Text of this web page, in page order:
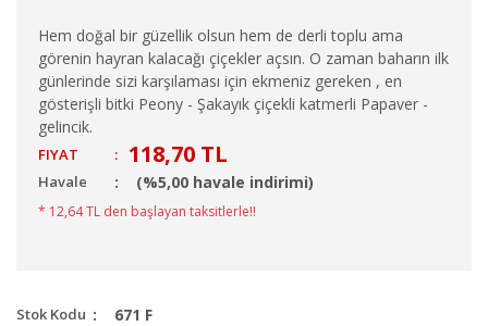
Hem doğal bir güzellik olsun hem de derli toplu ama
görenin hayran kalacağı çiçekler açsın. O zaman baharın ilk
günlerinde sizi karşılaması için ekmeniz gereken , en
gösterişli bitki Peony - Şakayık çiçekli katmerli Papaver -
gelincik.
FIYAT : 118,70 TL
Havale (%5,00 havale indirimi)
* 12,64 TL den başlayan taksitlerle!!
Stok Kodu 671 F